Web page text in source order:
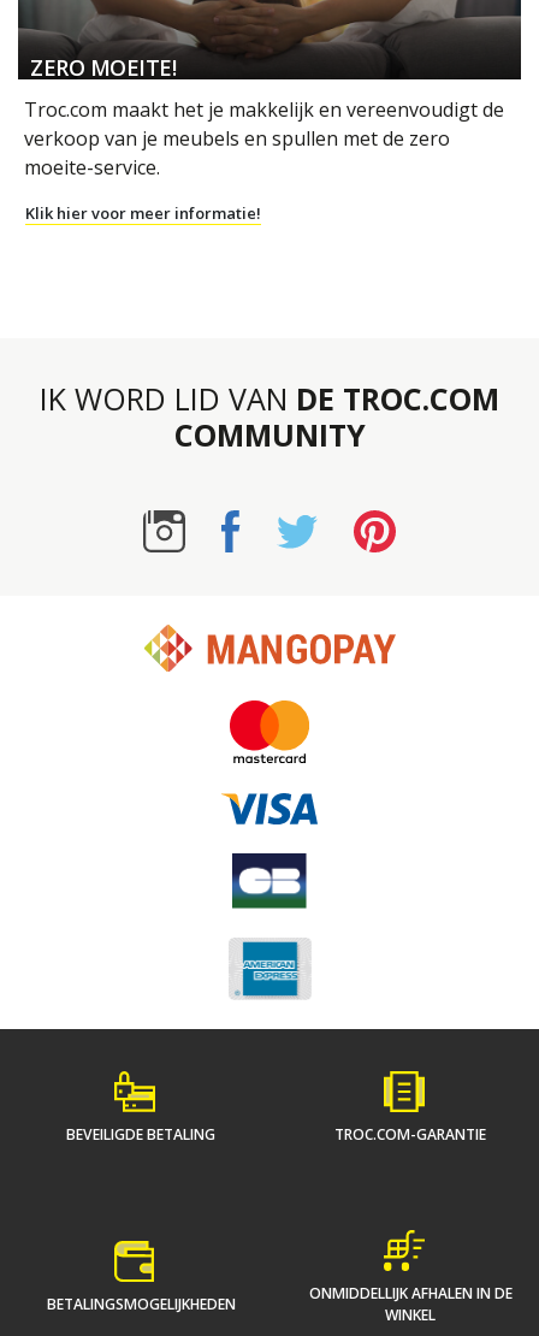
ZERO MOEITE!
Troc.com maakt het je makkelijk en vereenvoudigt de
verkoop van je meubels en spullen met de zero
moeite-service.
Klik hier voor meer informatie!
IK WORD LID VAN DE TROC.COM
COMMUNITY
BEVEILIGDE BETALING TROC.COM-GARANTIE
BETALINGSMOGELIJKHEDEN
ONMIDDELLIJK AFHALEN IN DE
WINKEL